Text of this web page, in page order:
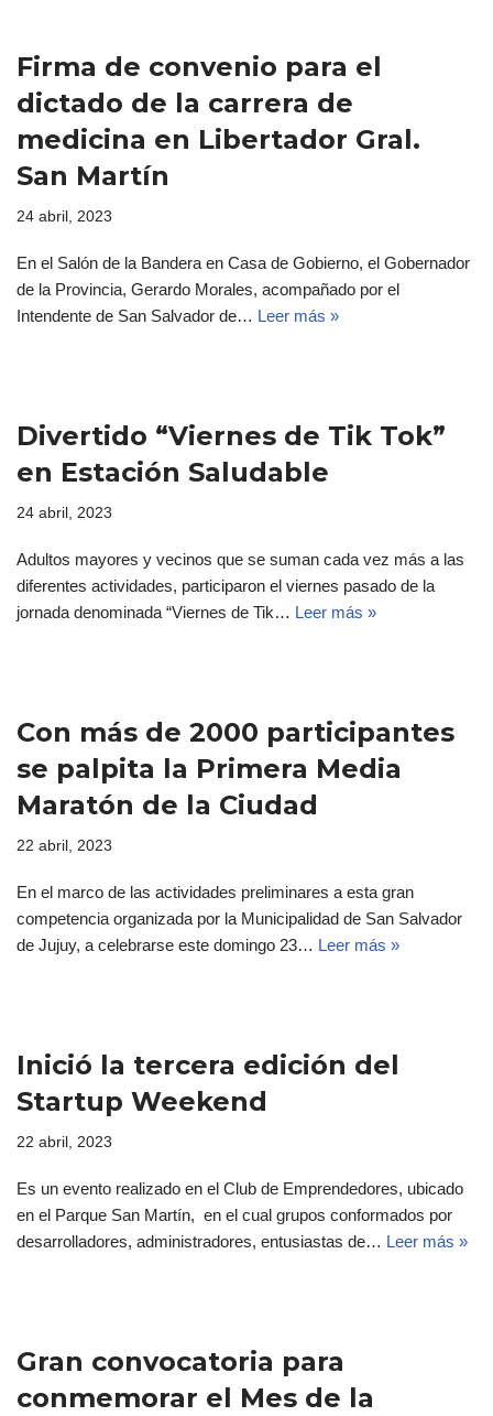
Firma de convenio para el
dictado de la carrera de
medicina en Libertador Gral.
San Martín
24 abril, 2023
En el Salón de la Bandera en Casa de Gobierno, el Gobernador
de la Provincia, Gerardo Morales, acompañado por el
Intendente de San Salvador de… Leer más »
Divertido “Viernes de Tik Tok”
en Estación Saludable
24 abril, 2023
Adultos mayores y vecinos que se suman cada vez más a las
diferentes actividades, participaron el viernes pasado de la
jornada denominada “Viernes de Tik… Leer más »
Con más de 2000 participantes
se palpita la Primera Media
Maratón de la Ciudad
22 abril, 2023
En el marco de las actividades preliminares a esta gran
competencia organizada por la Municipalidad de San Salvador
de Jujuy, a celebrarse este domingo 23… Leer más »
Inició la tercera edición del
Startup Weekend
22 abril, 2023
Es un evento realizado en el Club de Emprendedores, ubicado
en el Parque San Martín, en el cual grupos conformados por
desarrolladores, administradores, entusiastas de… Leer más »
Gran convocatoria para
conmemorar el Mes de la